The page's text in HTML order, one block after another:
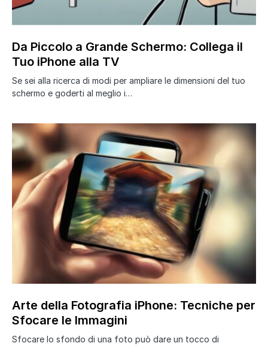
Da Piccolo a Grande Schermo: Collega il
Tuo iPhone alla TV
Se sei alla ricerca di modi per ampliare le dimensioni del tuo
schermo e goderti al meglio i…
Arte della Fotografia iPhone: Tecniche per
Sfocare le Immagini
Sfocare lo sfondo di una foto può dare un tocco di